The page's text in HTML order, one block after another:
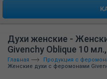
Духи женские -
Givenchy Oblique 10
Главная Продукция с
Женские духи с феромонами